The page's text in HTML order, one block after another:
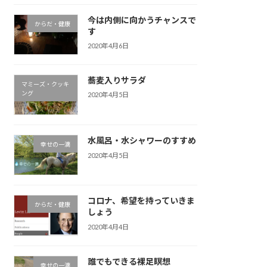
からだ・健康
今は内側に向かうチャンスで
す
2020年4月6日
マミーズ・クッキ
ング
蕎麦入りサラダ
2020年4月5日
幸せの一滴 水風呂・水シャワーのすすめ
2020年4月5日
からだ・健康
コロナ、希望を持っていきま
しょう
2020年4月4日
幸せの一滴 誰でもできる裸足瞑想